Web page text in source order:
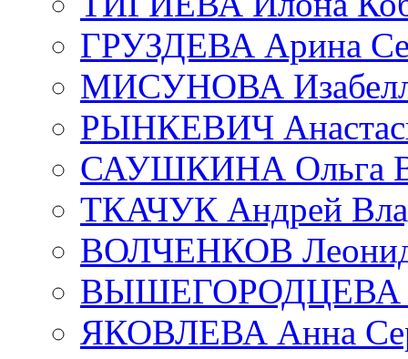
ГРУЗДЕВА Арина
МИСУНОВА
РЫНКЕВИЧ
САУШКИНА Ольга
ТКАЧУК Андрей
ВОЛЧЕНКОВ Леонид
ВЫШЕГОРОДЦЕВА
ЯКОВЛЕВА Анна